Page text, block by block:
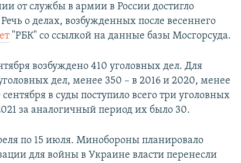
от службы в армии в России достигло
о делах, возбужденных после весеннего
"РБК" со ссылкой на данные базы Мосгорсуда.
возбуждено 410 уголовных дел. Для
дел, менее 350 – в 2016 и 2020, менее
в суды поступило всего три уголовных
за аналогичный период их было 30.
по 15 июля. Минобороны планировало
для войны в Украине власти перенесли